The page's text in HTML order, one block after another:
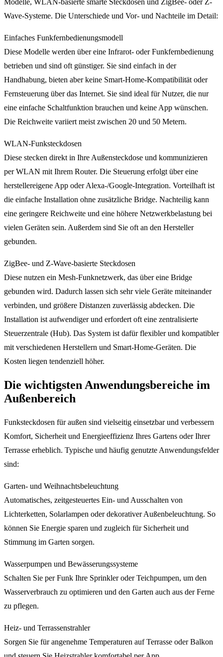
Modelle, WLAN-basierte smarte Steckdosen und ZigBee- oder Z-
Wave-Systeme. Die Unterschiede und Vor- und Nachteile im Detail:
Einfaches Funkfernbedienungsmodell
Diese Modelle werden über eine Infrarot- oder Funkfernbedienung
betrieben und sind oft günstiger. Sie sind einfach in der
Handhabung, bieten aber keine Smart-Home-Kompatibilität oder
Fernsteuerung über das Internet. Sie sind ideal für Nutzer, die nur
eine einfache Schaltfunktion brauchen und keine App wünschen.
Die Reichweite variiert meist zwischen 20 und 50 Metern.
WLAN-Funksteckdosen
Diese stecken direkt in Ihre Außensteckdose und kommunizieren
per WLAN mit Ihrem Router. Die Steuerung erfolgt über eine
herstellereigene App oder Alexa-/Google-Integration. Vorteilhaft ist
die einfache Installation ohne zusätzliche Bridge. Nachteilig kann
eine geringere Reichweite und eine höhere Netzwerkbelastung bei
vielen Geräten sein. Außerdem sind Sie oft an den Hersteller
gebunden.
ZigBee- und Z-Wave-basierte Steckdosen
Diese nutzen ein Mesh-Funknetzwerk, das über eine Bridge
gebunden wird. Dadurch lassen sich sehr viele Geräte miteinander
verbinden, und größere Distanzen zuverlässig abdecken. Die
Installation ist aufwendiger und erfordert oft eine zentralisierte
Steuerzentrale (Hub). Das System ist dafür flexibler und kompatibler
mit verschiedenen Herstellern und Smart-Home-Geräten. Die
Kosten liegen tendenziell höher.
Die wichtigsten Anwendungsbereiche im
Außenbereich
Funksteckdosen für außen sind vielseitig einsetzbar und verbessern
Komfort, Sicherheit und Energieeffizienz Ihres Gartens oder Ihrer
Terrasse erheblich. Typische und häufig genutzte Anwendungsfelder
sind:
Garten- und Weihnachtsbeleuchtung
Automatisches, zeitgesteuertes Ein- und Ausschalten von
Lichterketten, Solarlampen oder dekorativer Außenbeleuchtung. So
können Sie Energie sparen und zugleich für Sicherheit und
Stimmung im Garten sorgen.
Wasserpumpen und Bewässerungssysteme
Schalten Sie per Funk Ihre Sprinkler oder Teichpumpen, um den
Wasserverbrauch zu optimieren und den Garten auch aus der Ferne
zu pflegen.
Heiz- und Terrassenstrahler
Sorgen Sie für angenehme Temperaturen auf Terrasse oder Balkon